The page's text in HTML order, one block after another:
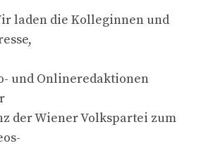
laden die Kolleginnen und
und Onlineredaktionen
der Wiener Volkspartei zum